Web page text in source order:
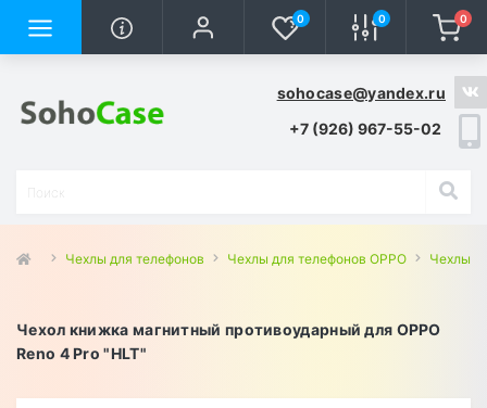
0 0 0
sohocase@yandex.ru
+7 (926) 967-55-02
Чехлы для телефонов Чехлы для телефонов OPPO Чехлы
Чехол книжка магнитный противоударный для OPPO
Reno 4 Pro "HLT"